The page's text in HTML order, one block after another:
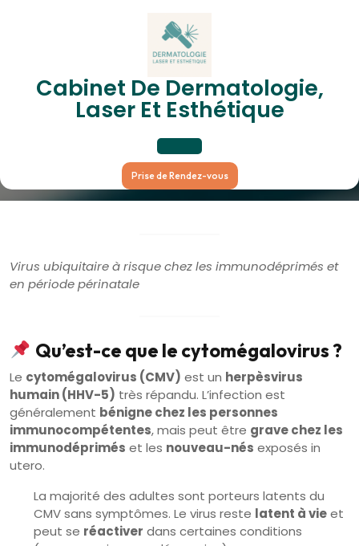
Cabinet De Dermatologie,
Laser Et Esthétique
Open
Button
Prise de Rendez-vous
Cytomégalovirus (CMV)
Virus ubiquitaire à risque chez les immunodéprimés et
en période périnatale
Qu’est-ce que le cytomégalovirus ?
Le cytomégalovirus (CMV) est un herpèsvirus
humain (HHV-5) très répandu. L’infection est
généralement bénigne chez les personnes
immunocompétentes, mais peut être grave chez les
immunodéprimés et les nouveau-nés exposés in
utero.
La majorité des adultes sont porteurs latents du
CMV sans symptômes. Le virus reste latent à vieet
peut se réactiver dans certaines conditions